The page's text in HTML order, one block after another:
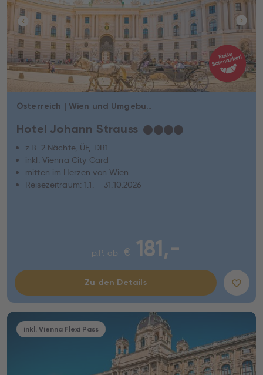
Österreich | Wien und Umgebung | Wien
Hotel Johann Strauss ★★★★
z.B. 2 Nächte, ÜF, DB1
inkl. Vienna City Card
mitten im Herzen von Wien
Reisezeitraum: 1.1. – 31.10.2026
p.P. ab € 181,-
Zu den Details
inkl. Vienna Flexi Pass